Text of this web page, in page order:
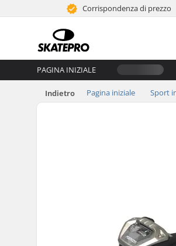
Corrispondenza di prezzo
PAGINA INIZIALE
Indietro Pagina iniziale Sport